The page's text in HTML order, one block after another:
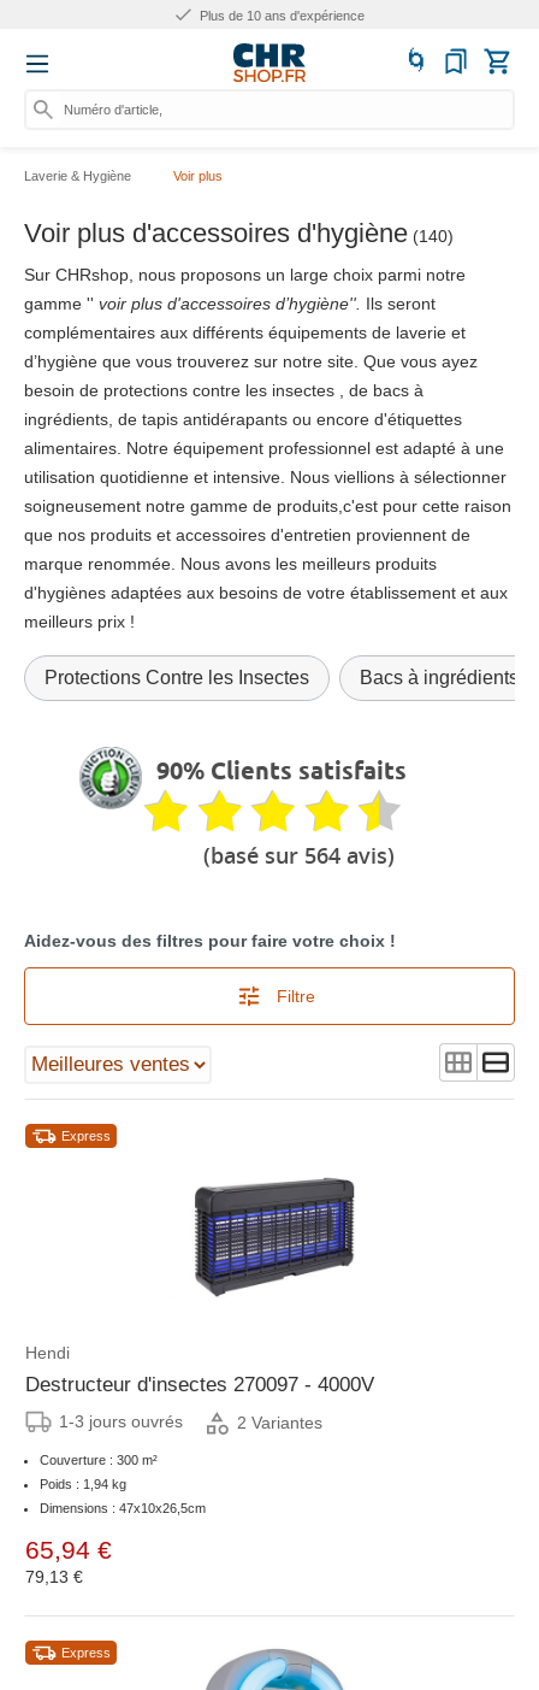
Plus de 10 ans d'expérience
Numéro d'article, catégorie
Laverie & Hygiène Voir plus
Voir plus d'accessoires d'hygiène (140)
Sur CHRshop, nous proposons un large choix parmi notre
gamme '' voir plus d'accessoires d’hygiène''. Ils seront
complémentaires aux différents équipements de laverie et
d’hygiène que vous trouverez sur notre site. Que vous ayez
besoin de protections contre les insectes , de bacs à
ingrédients, de tapis antidérapants ou encore d'étiquettes
alimentaires. Notre équipement professionnel est adapté à une
utilisation quotidienne et intensive. Nous viellions à sélectionner
soigneusement notre gamme de produits,c'est pour cette raison
que nos produits et accessoires d'entretien proviennent de
marque renommée. Nous avons les meilleurs produits
d'hygiènes adaptées aux besoins de votre établissement et aux
meilleurs prix !
Protections Contre les Insectes Bacs à ingrédients
90% Clients satisfaits
(basé sur 564 avis)
Aidez-vous des filtres pour faire votre choix !
Filtre
Express
Hendi
Destructeur d'insectes 270097 - 4000V
1-3 jours ouvrés 2 Variantes
Couverture : 300 m²
Poids : 1,94 kg
Dimensions : 47x10x26,5cm
65,94 €
79,13 €
Express